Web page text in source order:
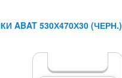
ABAT 530Х470Х30 (ЧЕРН.)